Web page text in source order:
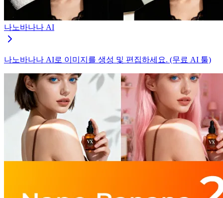
나노바나나 AI
나노바나나 AI로 이미지를 생성 및 편집하세요. (무료 AI 툴)